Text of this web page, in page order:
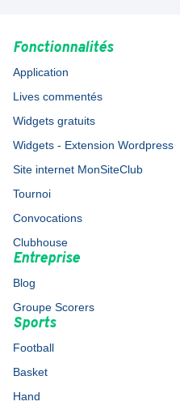
Fonctionnalités
Application
Lives commentés
Widgets gratuits
Widgets - Extension Wordpress
Site internet MonSiteClub
Tournoi
Convocations
Clubhouse
Entreprise
Blog
Groupe Scorers
Sports
Football
Basket
Hand